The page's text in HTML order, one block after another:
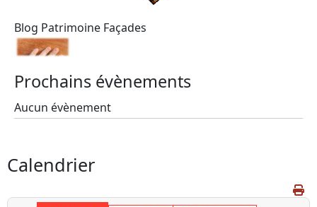
Blog Patrimoine Façades
Prochains évènements
Aucun évènement
Calendrier